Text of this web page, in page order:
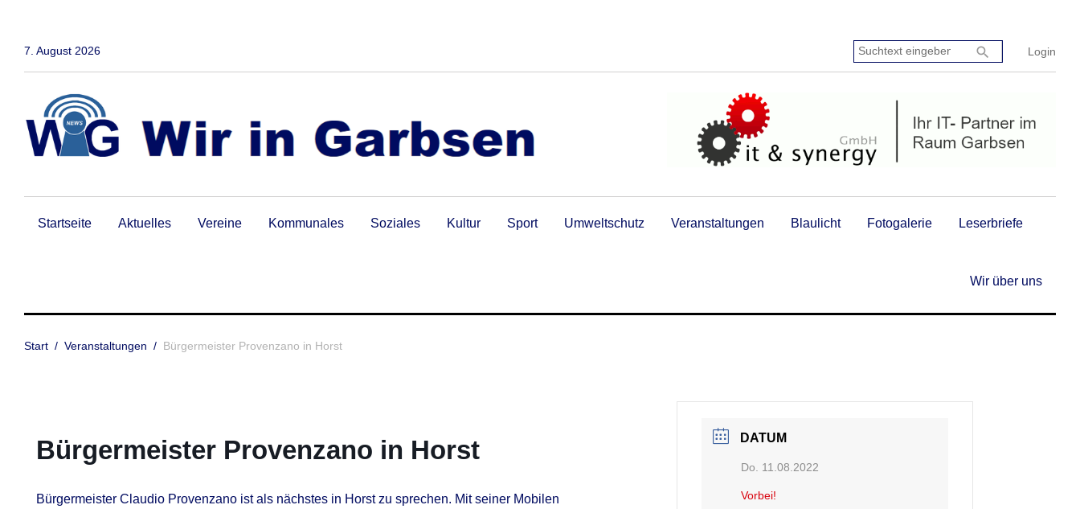
7. August 2026 Login
Suchtext
eingeben:
search
Startseite Aktuelles Vereine Kommunales Soziales Kultur Sport Umweltschutz Veranstaltungen Blaulicht Fotogalerie Leserbriefe
Wir über uns
Start / Veranstaltungen / Bürgermeister Provenzano in Horst
Bürgermeister Provenzano in Horst
Bürgermeister Claudio Provenzano ist als nächstes in Horst zu sprechen. Mit seiner Mobilen
DATUM
Do. 11.08.2022
Vorbei!